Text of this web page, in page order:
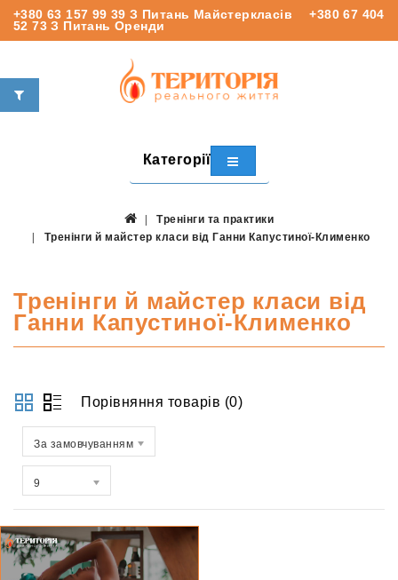
+380 63 157 99 39 З Питань Майстеркласів
+380 67 404
52 73 З Питань Оренди
Категорії
Тренінги та практики
Тренінги й майстер класи від Ганни Капустиної-Клименко
Тренінги й майстер класи від
Ганни Капустиної-Клименко
Порівняння товарів (0)
За замовчуванням
9